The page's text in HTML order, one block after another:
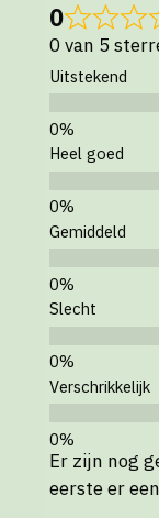
0
0 van 5
Uitstekend
Heel goed
Gemiddeld
Slecht
Verschrikkelijk
Er zijn nog
eerste er